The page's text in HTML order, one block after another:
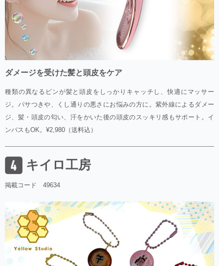
ダメージを受けた髪と頭皮をケア
種類の異なるピンが髪と頭皮をしっかりキャッチし、快適にマッサー
ジ。パサつきや、くし通りの悪さにお悩みの方に。紫外線によるダメー
ジ、髪・頭皮の匂い、汗をかいた後の頭皮のスッキリ感もサポート。イ
ンバスもOK。¥2,980（送料込）
キイロ工房
掲載コード 49634